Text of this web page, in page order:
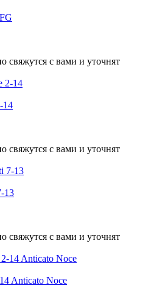
свяжутся с вами и уточнят
14
свяжутся с вами и уточнят
13
свяжутся с вами и уточнят
Anticato Noce